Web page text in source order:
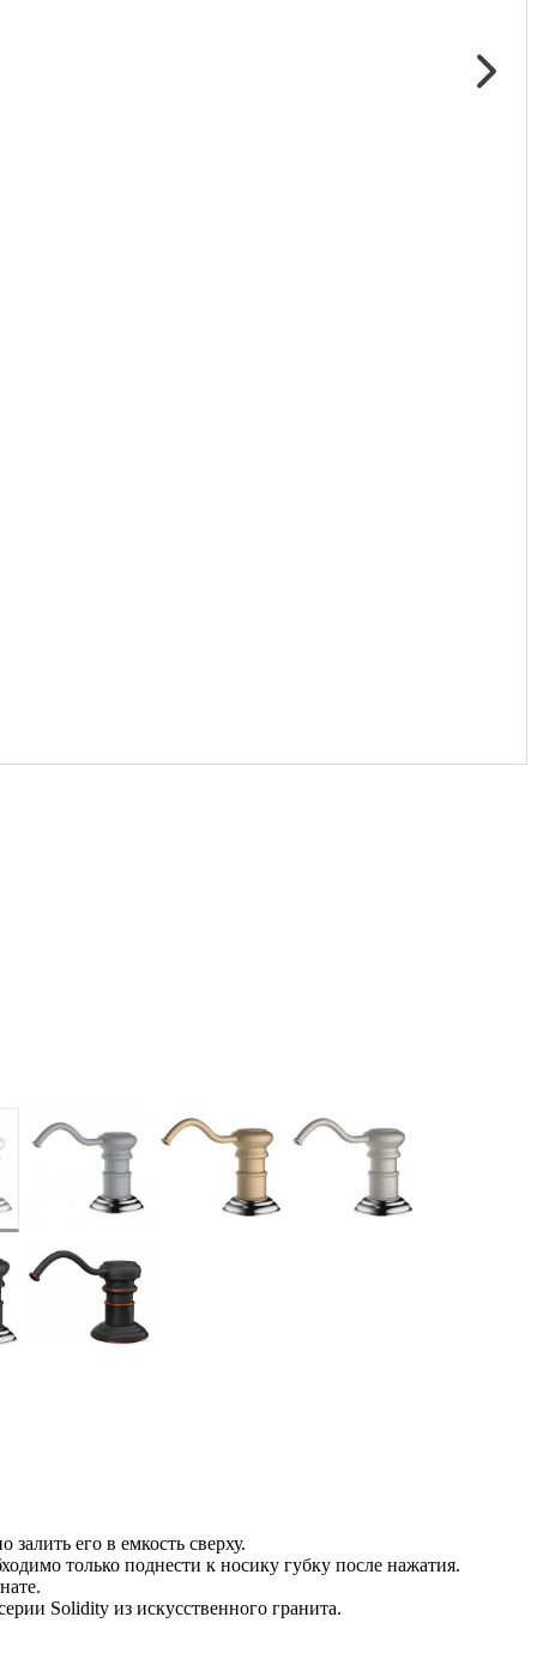
его в емкость сверху.
только поднести к носику губку после нажатия.
Solidity из искусственного гранита.